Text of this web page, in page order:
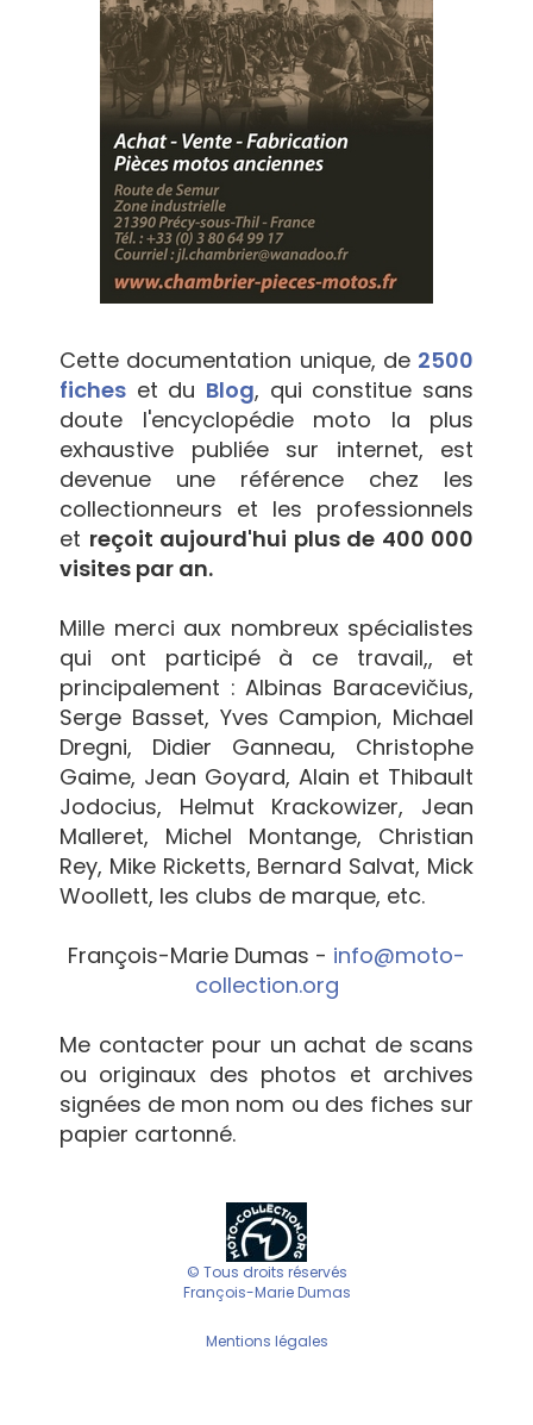
Cette documentation unique, de 2500
fiches et du Blog, qui constitue sans
doute l'encyclopédie moto la plus
exhaustive publiée sur internet, est
devenue une référence chez les
collectionneurs et les professionnels
et reçoit aujourd'hui plus de 400 000
visites par an.
Mille merci aux nombreux spécialistes
qui ont participé à ce travail,, et
principalement : Albinas Baracevičius,
Serge Basset, Yves Campion, Michael
Dregni, Didier Ganneau, Christophe
Gaime, Jean Goyard, Alain et Thibault
Jodocius, Helmut Krackowizer, Jean
Malleret, Michel Montange, Christian
Rey, Mike Ricketts, Bernard Salvat, Mick
Woollett, les clubs de marque, etc.
François-Marie Dumas - info@moto-
collection.org
Me contacter pour un achat de scans
ou originaux des photos et archives
signées de mon nom ou des fiches sur
papier cartonné.
© Tous droits réservés
François-Marie Dumas
Mentions légales